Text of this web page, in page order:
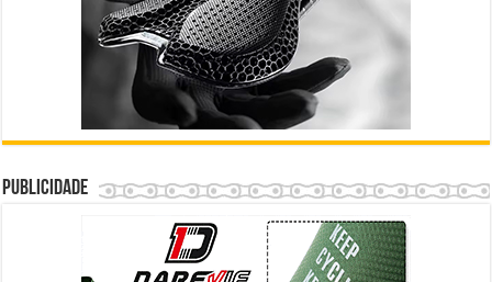
Publicidade